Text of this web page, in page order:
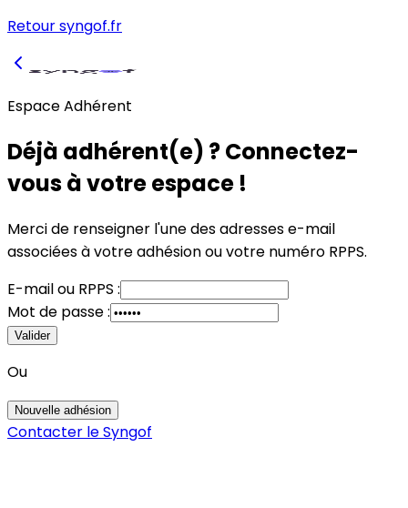
Retour syngof.fr
Espace Adhérent
Déjà adhérent(e) ? Connectez-
vous à votre espace !
Merci de renseigner l'une des adresses e-mail
associées à votre adhésionouvotre numéro RPPS.
E-mailou RPPS :
Mot de passe :
Valider
Ou
Nouvelle adhésion
Contacter le Syngof